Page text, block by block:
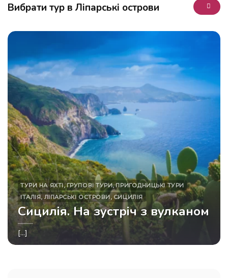
Вибрати тур в Ліпарські острови
ТУРИ НА ЯХТІ,ГРУПОВІ ТУРИ,ПРИГОДНИЦЬКІ ТУРИ
ІТАЛІЯ, ЛІПАРСЬКІ ОСТРОВИ, СИЦИЛІЯ
Сицилія. На зустріч з вулканом
[...]